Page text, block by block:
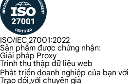
ISO/IEC 27001:2022
Sản phẩm được chứng nhận:
Giải pháp Proxy
Trình thu thập dữ liệu web
Phát triển doanh nghiệp của bạn với
Trao đổi với chuyên gia